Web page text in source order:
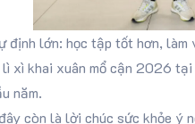
định lớn: học tập tốt hơn,
xì khai xuân mổ cận 2026 tại
năm.
còn là lời chúc sức khỏe ý